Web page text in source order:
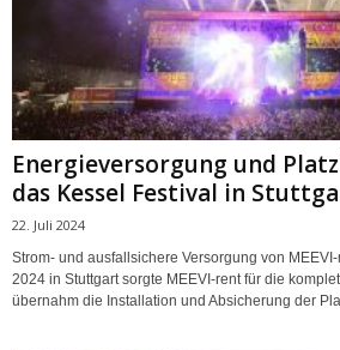
Energieversorgung und
das Kessel Festival in
22. Juli 2024
Strom- und ausfallsichere Versorgung von
2024 in Stuttgart sorgte MEEVI-rent für die
übernahm die Installation und Absicherung der